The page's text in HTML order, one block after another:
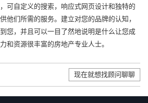
可自定义的搜索，响应式网页设计和独特的
他们所需的服务。建立对您的品牌的认知，
您，并且可以一目了然地说明是什么让您成
和资源很丰富的房地产专业人士。
现在就想找顾问聊聊